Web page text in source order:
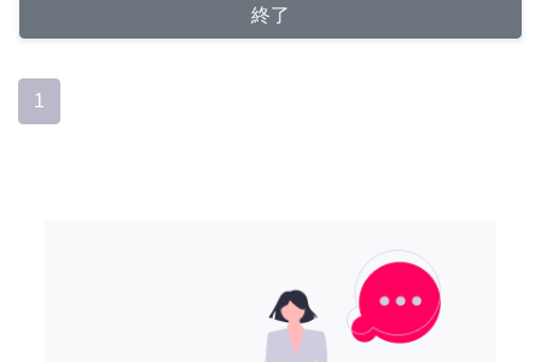
終了
1